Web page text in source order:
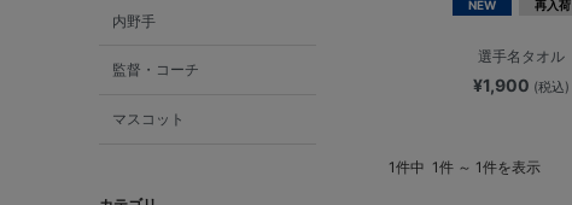
内野手
監督・コーチ
マスコット
NEW 再入荷
選手名タオル
¥1,900 (税込)
1件中 1件 ～ 1件を表示